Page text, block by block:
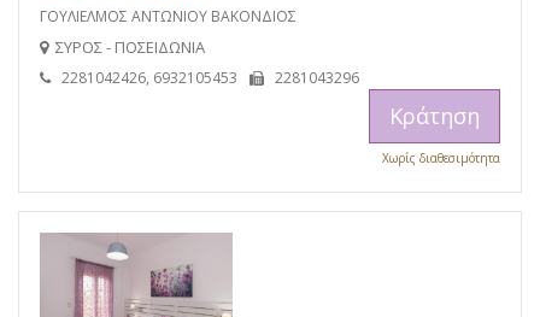
ΓΟΥΛΙΕΛΜΟΣ ΑΝΤΩΝΙΟΥ ΒΑΚΟΝΔΙΟΣ
ΣΥΡΟΣ - ΠΟΣΕΙΔΩΝΙΑ
2281042426, 6932105453 2281043296
Κράτηση
Χωρίς διαθεσιμότητα